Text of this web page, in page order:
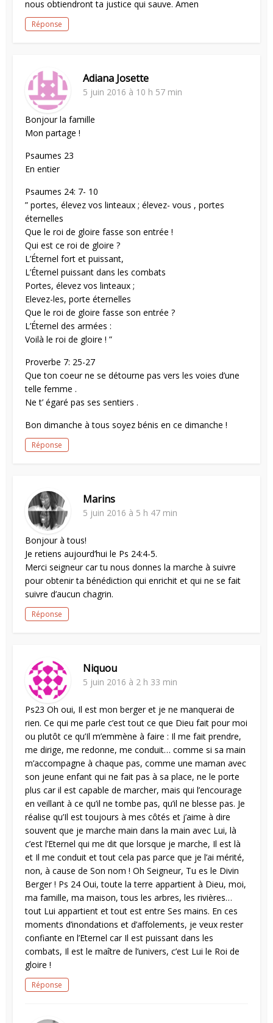
nous obtiendront ta justice qui sauve. Amen
Réponse
Adiana Josette
5 juin 2016 à 10 h 57 min
Bonjour la famille
Mon partage !
Psaumes 23
En entier
Psaumes 24: 7- 10
” portes, élevez vos linteaux ; élevez- vous , portes
éternelles
Que le roi de gloire fasse son entrée !
Qui est ce roi de gloire ?
L’Éternel fort et puissant,
L’Éternel puissant dans les combats
Portes, élevez vos linteaux ;
Elevez-les, porte éternelles
Que le roi de gloire fasse son entrée ?
L’Éternel des armées :
Voilà le roi de gloire ! ”
Proverbe 7: 25-27
Que ton coeur ne se détourne pas vers les voies d’une
telle femme .
Ne t’ égaré pas ses sentiers .
Bon dimanche à tous soyez bénis en ce dimanche !
Réponse
Marins
5 juin 2016 à 5 h 47 min
Bonjour à tous!
Je retiens aujourd’hui le Ps 24:4-5.
Merci seigneur car tu nous donnes la marche à suivre
pour obtenir ta bénédiction qui enrichit et qui ne se fait
suivre d’aucun chagrin.
Réponse
Niquou
5 juin 2016 à 2 h 33 min
Ps23 Oh oui, Il est mon berger et je ne manquerai de
rien. Ce qui me parle c’est tout ce que Dieu fait pour moi
ou plutôt ce qu’Il m’emmène à faire : Il me fait prendre,
me dirige, me redonne, me conduit… comme si sa main
m’accompagne à chaque pas, comme une maman avec
son jeune enfant qui ne fait pas à sa place, ne le porte
plus car il est capable de marcher, mais qui l’encourage
en veillant à ce qu’il ne tombe pas, qu’il ne blesse pas. Je
réalise qu’Il est toujours à mes côtés et j’aime à dire
souvent que je marche main dans la main avec Lui, là
c’est l’Eternel qui me dit que lorsque je marche, Il est là
et Il me conduit et tout cela pas parce que je l’ai mérité,
non, à cause de Son nom ! Oh Seigneur, Tu es le Divin
Berger ! Ps 24 Oui, toute la terre appartient à Dieu, moi,
ma famille, ma maison, tous les arbres, les rivières…
tout Lui appartient et tout est entre Ses mains. En ces
moments d’inondations et d’affolements, je veux rester
confiante en l’Eternel car Il est puissant dans les
combats, Il est le maître de l’univers, c’est Lui le Roi de
gloire !
Réponse